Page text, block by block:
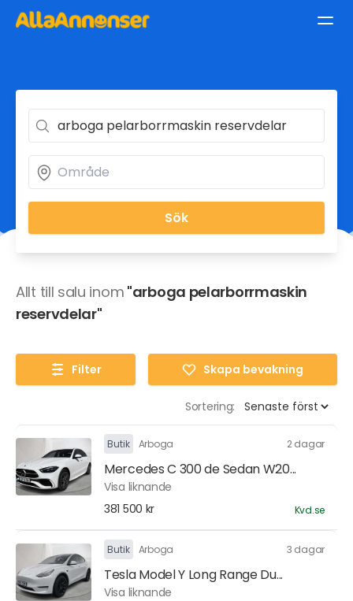
Sök
Allt till salu inom "arboga pelarborrmaskin
reservdelar"
Filter Skapa bevakning
Sortering:
Butik Arboga 2 dagar
Mercedes C 300 de Sedan W20...
Visa liknande
381 500 kr
Kvd.se
Butik Arboga 3 dagar
Tesla Model Y Long Range Du...
Visa liknande